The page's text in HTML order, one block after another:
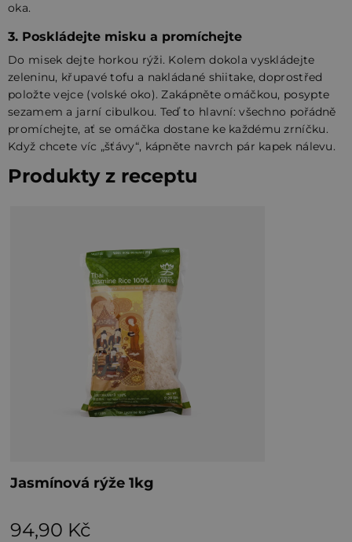
oka.
3. Poskládejte misku a promíchejte
Do misek dejte horkou rýži. Kolem dokola vyskládejte
zeleninu, křupavé tofu a nakládané shiitake, doprostřed
položte vejce (volské oko). Zakápněte omáčkou, posypte
sezamem a jarní cibulkou. Teď to hlavní: všechno pořádně
promíchejte, ať se omáčka dostane ke každému zrníčku.
Když chcete víc „šťávy“, kápněte navrch pár kapek nálevu.
Produkty z receptu